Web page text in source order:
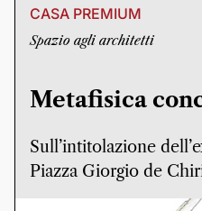
CASA PREMIUM
Spazio agli architetti
Metafisica
Sull’intitolazione
Piazza Giorgio de